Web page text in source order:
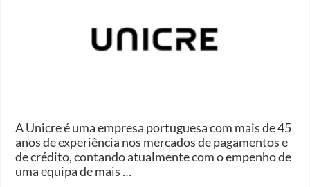
A Unicre é uma empresa portuguesa com mais de 45
anos de experiência nos mercados de pagamentos e
de crédito, contando atualmente com o empenho de
uma equipa de mais …